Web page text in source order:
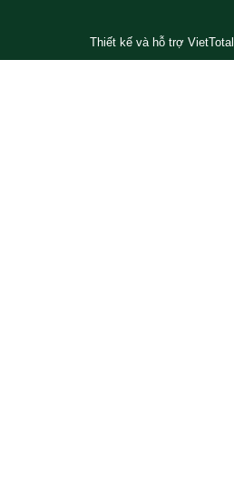
Thiết kế và hỗ trợ VietTotal